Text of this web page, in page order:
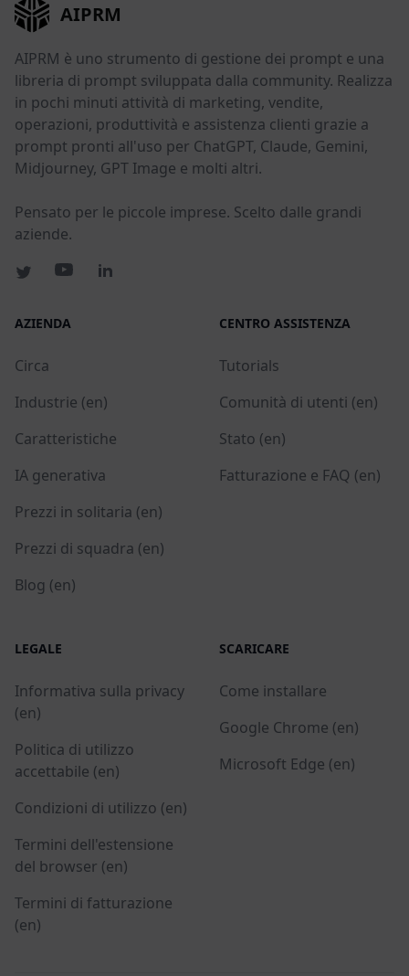
AIPRM
AIPRM è uno strumento di gestione dei prompt e una
libreria di prompt sviluppata dalla community. Realizza
in pochi minuti attività di marketing, vendite,
operazioni, produttività e assistenza clienti grazie a
prompt pronti all'uso per ChatGPT, Claude, Gemini,
Midjourney, GPT Image e molti altri.
Pensato per le piccole imprese. Scelto dalle grandi
aziende.
AZIENDA
Circa
Industrie (en)
Caratteristiche
IA generativa
Prezzi in solitaria (en)
Prezzi di squadra (en)
Blog (en)
CENTRO ASSISTENZA
Tutorials
Comunità di utenti (en)
Stato (en)
Fatturazione e FAQ (en)
LEGALE
Informativa sulla privacy
(en)
Politica di utilizzo
accettabile (en)
Condizioni di utilizzo (en)
Termini dell'estensione
del browser (en)
Termini di fatturazione
(en)
SCARICARE
Come installare
Google Chrome (en)
Microsoft Edge (en)